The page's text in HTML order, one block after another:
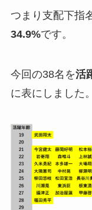
つまり支配下指
34.9%です。
今回の38名を活
に表にしました。